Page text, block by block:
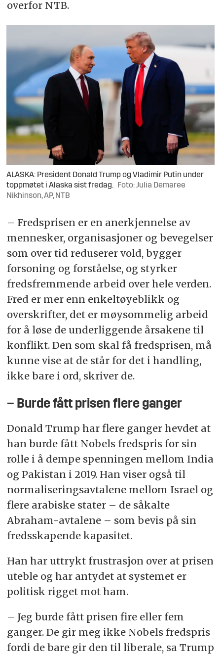
overfor NTB.
ALASKA: President Donald Trump og Vladimir Putin under
toppmøtet i Alaska sist fredag. Foto: Julia Demaree
Nikhinson, AP, NTB
– Fredsprisen er en anerkjennelse av
mennesker, organisasjoner og bevegelser
som over tid reduserer vold, bygger
forsoning og forståelse, og styrker
fredsfremmende arbeid over hele verden.
Fred er mer enn enkeltøyeblikk og
overskrifter, det er møysommelig arbeid
for å løse de underliggende årsakene til
konflikt. Den som skal få fredsprisen, må
kunne vise at de står for det i handling,
ikke bare i ord, skriver de.
– Burde fått prisen flere ganger
Donald Trump har flere ganger hevdet at
han burde fått Nobels fredspris for sin
rolle i å dempe spenningen mellom India
og Pakistan i 2019. Han viser også til
normaliseringsavtalene mellom Israel og
flere arabiske stater – de såkalte
Abraham-avtalene – som bevis på sin
fredsskapende kapasitet.
Han har uttrykt frustrasjon over at prisen
uteble og har antydet at systemet er
politisk rigget mot ham.
– Jeg burde fått prisen fire eller fem
ganger. De gir meg ikke Nobels fredspris
fordi de bare gir den til liberale, sa Trump